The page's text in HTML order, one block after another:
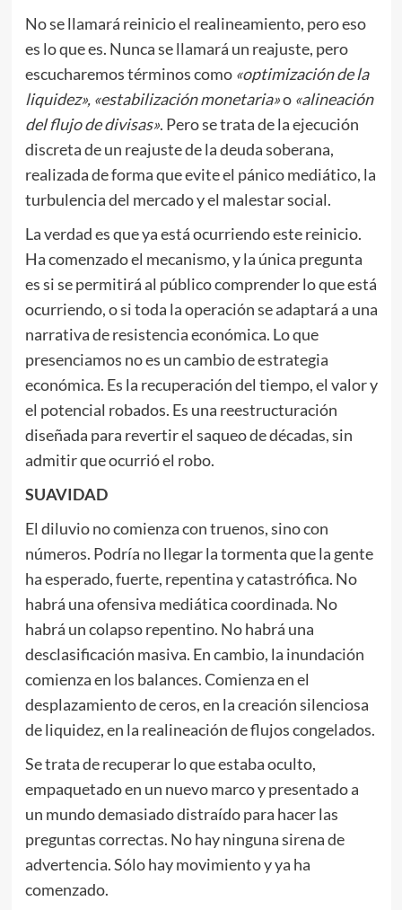
No se llamará reinicio el realineamiento, pero eso
es lo que es. Nunca se llamará un reajuste, pero
escucharemos términos como «optimización de la
liquidez», «estabilización monetaria»o«alineación
del flujo de divisas». Pero se trata de la ejecución
discreta de un reajuste de la deuda soberana,
realizada de forma que evite el pánico mediático, la
turbulencia del mercado y el malestar social.
La verdad es que ya está ocurriendo este reinicio.
Ha comenzado el mecanismo, y la única pregunta
es si se permitirá al público comprender lo que está
ocurriendo, o si toda la operación se adaptará a una
narrativa de resistencia económica. Lo que
presenciamos no es un cambio de estrategia
económica. Es la recuperación del tiempo, el valor y
el potencial robados. Es una reestructuración
diseñada para revertir el saqueo de décadas, sin
admitir que ocurrió el robo.
SUAVIDAD
El diluvio no comienza con truenos, sino con
números. Podría no llegar la tormenta que la gente
ha esperado, fuerte, repentina y catastrófica. No
habrá una ofensiva mediática coordinada. No
habrá un colapso repentino. No habrá una
desclasificación masiva. En cambio, la inundación
comienza en los balances. Comienza en el
desplazamiento de ceros, en la creación silenciosa
de liquidez, en la realineación de flujos congelados.
Se trata de recuperar lo que estaba oculto,
empaquetado en un nuevo marco y presentado a
un mundo demasiado distraído para hacer las
preguntas correctas. No hay ninguna sirena de
advertencia. Sólo hay movimiento y ya ha
comenzado.